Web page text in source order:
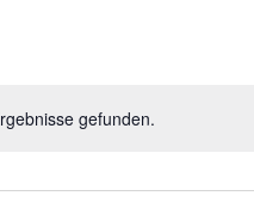
gefunden.